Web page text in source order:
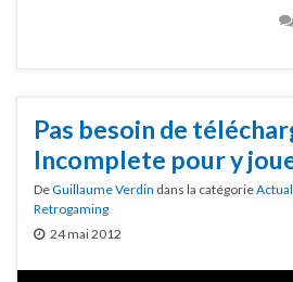
Pas besoin de
Incomplete pour y
DeGuillaume Verdin dans la catégorie
Retrogaming
24 mai 2012